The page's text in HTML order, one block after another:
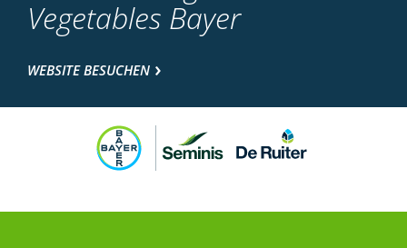
Vegetables Bayer
WEBSITE BESUCHEN